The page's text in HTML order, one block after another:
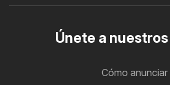
Únete a
Cómo anunciar